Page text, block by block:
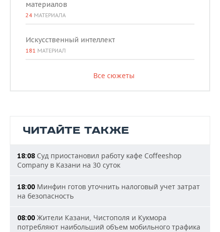
материалов
24 МАТЕРИАЛА
Искусственный интеллект
181 МАТЕРИАЛ
Все сюжеты
ЧИТАЙТЕ ТАКЖЕ
18:08 Суд приостановил работу кафе Coffeeshop
Company в Казани на 30 суток
18:00 Минфин готов уточнить налоговый учет затрат
на безопасность
08:00 Жители Казани, Чистополя и Кукмора
потребляют наибольший объем мобильного трафика